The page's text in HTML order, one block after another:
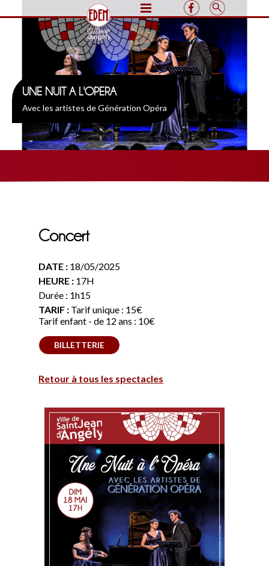
UNE NUIT A L'OPERA
Avec les artistes de Génération Opéra
Concert
DATE : 18/05/2025
HEURE : 17H
Durée : 1h15
TARIF : Tarif unique : 15€
Tarif enfant - de 12 ans : 10€
BILLETTERIE
Retour à tous les spectacles